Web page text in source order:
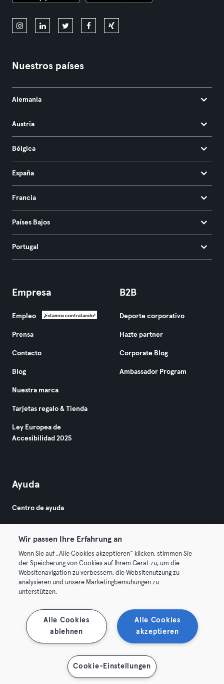
Nuestros países
Alemania
Austria
Bélgica
España
Francia
Países Bajos
Portugal
Empresa
Empleo ¡Estamos contratando!
Prensa
Contacto
Blog
Nuestra marca
Tarjetas regalo & Tienda
Ley Europea de
Accesibilidad 2025
B2B
Deporte corporativo
Hazte partner
Corporate Blog
Ambassador Program
Ayuda
Centro de ayuda
© 2026 Urban Sports Group GmbH. All rights reserved.
Términos y condiciones
Rescindir contratos aquí Desistir de contratos aquí
Wir passen Ihre Erfahrung an
Wenn Sie auf „Alle Cookies akzeptieren“ klicken, stimmen Sie
der Speicherung von Cookies auf Ihrem Gerät zu, um die
Websitenavigation zu verbessern, die Websitenutzung zu
analysieren und unsere Marketingbemühungen zu
unterstützen.
Alle Cookies
akzeptieren
Alle Cookies
ablehnen
Cookie-Einstellungen